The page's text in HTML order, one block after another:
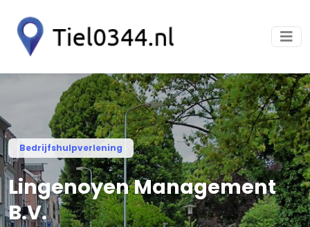
Bedrijfshulpverlening
Lingenoyen Management
B.V.